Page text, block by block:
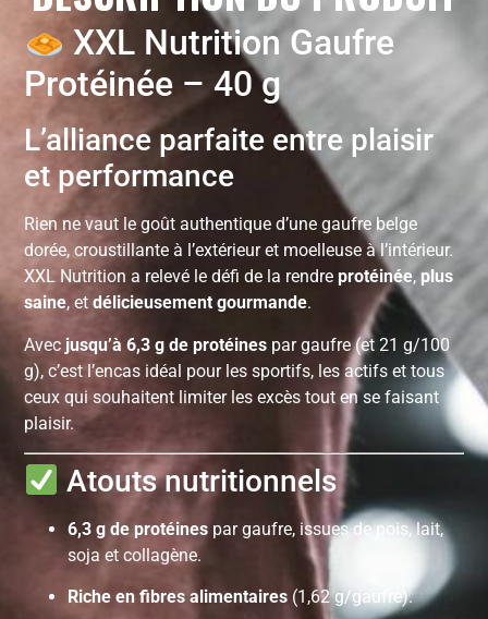
XXL Nutrition Gaufre
Protéinée – 40 g
L’alliance parfaite entre plaisir
et performance
Rien ne vaut le goût authentique d’une gaufre belge
dorée, croustillante à l’extérieur et moelleuse à l’intérieur.
XXL Nutrition a relevé le défi de la rendreprotéinée,plus
saine, etdélicieusement gourmande.
Avec jusqu’à 6,3 g de protéines par gaufre (et 21 g/100
g), c’est l’encas idéal pour les sportifs, les actifs et tous
ceux qui souhaitent limiter les excès tout en se faisant
plaisir.
Atouts nutritionnels
6,3 g de protéines par gaufre, issues de pois, lait,
soja et collagène.
Riche en fibres alimentaires (1,62 g/gaufre).